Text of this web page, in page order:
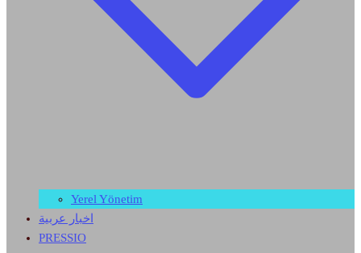
Yerel Yönetim
اخبار عربية
PRESSIO